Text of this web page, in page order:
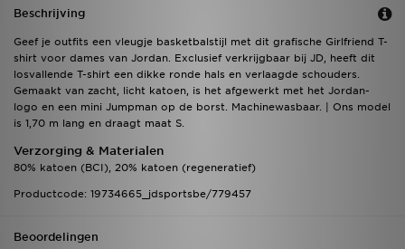
Beschrijving
Geef je outfits een vleugje basketbalstijl met dit grafische Girlfriend T-
shirt voor dames van Jordan. Exclusief verkrijgbaar bij JD, heeft dit
losvallende T-shirt een dikke ronde hals en verlaagde schouders.
Gemaakt van zacht, licht katoen, is het afgewerkt met het Jordan-
logo en een mini Jumpman op de borst. Machinewasbaar. | Ons model
is 1,70 m lang en draagt maat S.
Verzorging & Materialen
80% katoen (BCI), 20% katoen (regeneratief)
Productcode: 19734665_jdsportsbe/779457
Beoordelingen